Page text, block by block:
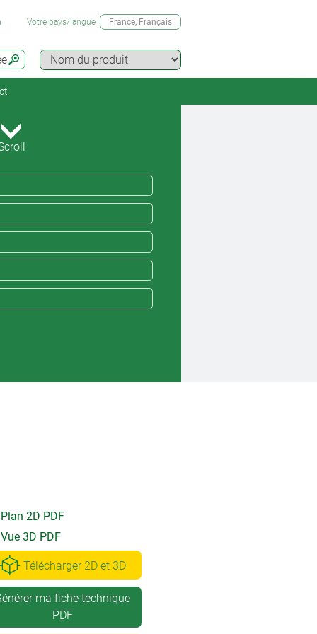
Votre pays/langue France, Français
Plan 2D PDF
Vue 3D PDF
Télécharger 2D et 3D
ma fiche technique
PDF